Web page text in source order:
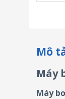
Mô
Máy
Máy